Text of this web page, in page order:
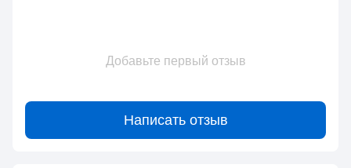
Добавьте первый отзыв
Написать отзыв